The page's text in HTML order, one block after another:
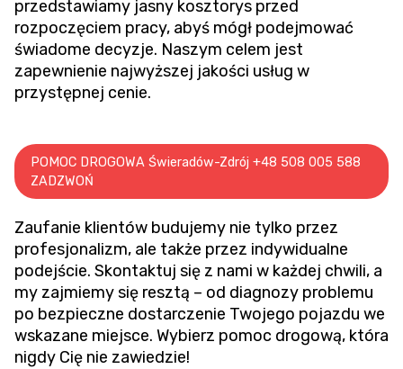
przedstawiamy jasny kosztorys przed
rozpoczęciem pracy, abyś mógł podejmować
świadome decyzje. Naszym celem jest
zapewnienie najwyższej jakości usług w
przystępnej cenie.
POMOC DROGOWA Świeradów-Zdrój +48 508 005 588
ZADZWOŃ
Zaufanie klientów budujemy nie tylko przez
profesjonalizm, ale także przez indywidualne
podejście. Skontaktuj się z nami w każdej chwili, a
my zajmiemy się resztą – od diagnozy problemu
po bezpieczne dostarczenie Twojego pojazdu we
wskazane miejsce. Wybierz pomoc drogową, która
nigdy Cię nie zawiedzie!